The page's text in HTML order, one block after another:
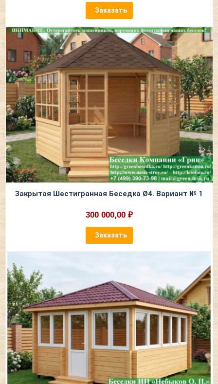
Заказать
Закрытая Шестигранная Беседка Ø4. Вариант № 1
300 000,00 ₽
Заказать